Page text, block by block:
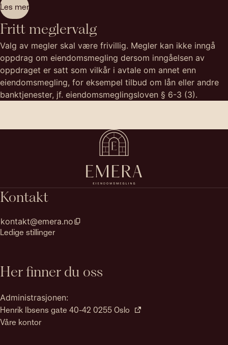
Les mer
Fritt meglervalg
Valg av megler skal være frivillig. Megler kan ikke inngå
oppdrag om eiendomsmegling dersom inngåelsen av
oppdraget er satt som vilkår i avtale om annet enn
eiendomsmegling, for eksempel tilbud om lån eller andre
banktjenester, jf. eiendomsmeglingsloven § 6-3 (3).
Kontakt
kontakt@emera.no
Ledige stillinger
Her finner du oss
Administrasjonen:
Henrik Ibsens gate 40-42 0255 Oslo
Våre kontor